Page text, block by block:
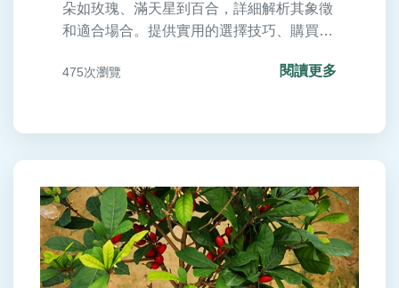
朵如玫瑰、滿天星到百合，詳細解析其象徵
和適合場合。提供實用的選擇技巧、購買建
方法。包含常見問答，解決所有相關疑問，
475次瀏覽 閱讀更多